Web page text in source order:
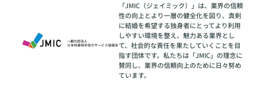
「JMIC（ジェイミック）」は、業界の信頼
性の向上とより一層の健全化を図り、真剣
に結婚を希望する独身者にとってより利用
しやすい環境を整え、魅力ある業界とし
て、社会的な責任を果たしていくことを目
指す団体です。私たちは「JMIC」の理念に
賛同し、業界の信頼向上のために日々努め
ています。